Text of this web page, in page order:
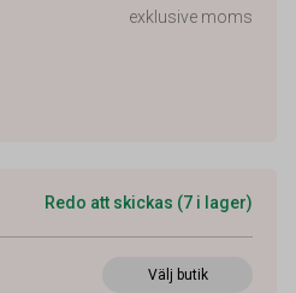
exklusive moms
Redo att skickas (7 i lager)
Välj butik